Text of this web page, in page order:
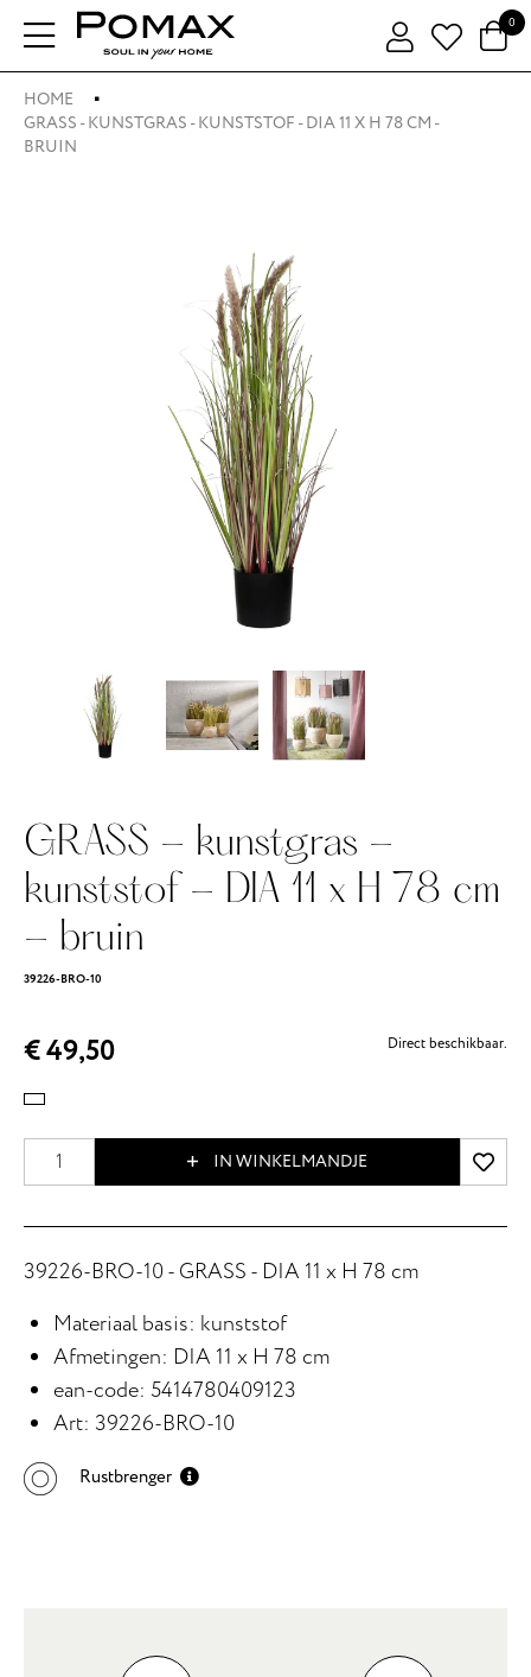
0
HOME
GRASS - KUNSTGRAS - KUNSTSTOF - DIA 11 X H 78 CM -
BRUIN
GRASS - kunstgras -
kunststof - DIA 11 x H 78 cm
- bruin
39226-BRO-10
€ 49,50 Direct beschikbaar.
IN WINKELMANDJE
39226-BRO-10 - GRASS - DIA 11 x H 78 cm
Materiaal basis: kunststof
Afmetingen: DIA 11 x H 78 cm
ean-code: 5414780409123
Art: 39226-BRO-10
Rustbrenger